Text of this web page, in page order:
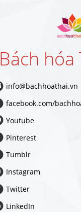
Bách hóa
info@bachhoathai.vn
facebook.com/
Youtube
Pinterest
Tumblr
Instagram
Twitter
LinkedIn